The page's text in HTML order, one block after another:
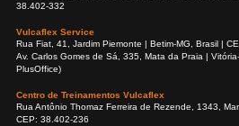
38.402-332
Vulcaflex Service
Rua Fiat, 41, Jardim Piemonte | Betim-MG, Brasil |
Av. Carlos Gomes de Sá, 335, Mata da Praia |
PlusOffice)
Centro de Treinamentos Vulcaflex
Rua Antônio Thomaz Ferreira de Rezende, 1343,
CEP: 38.402-236